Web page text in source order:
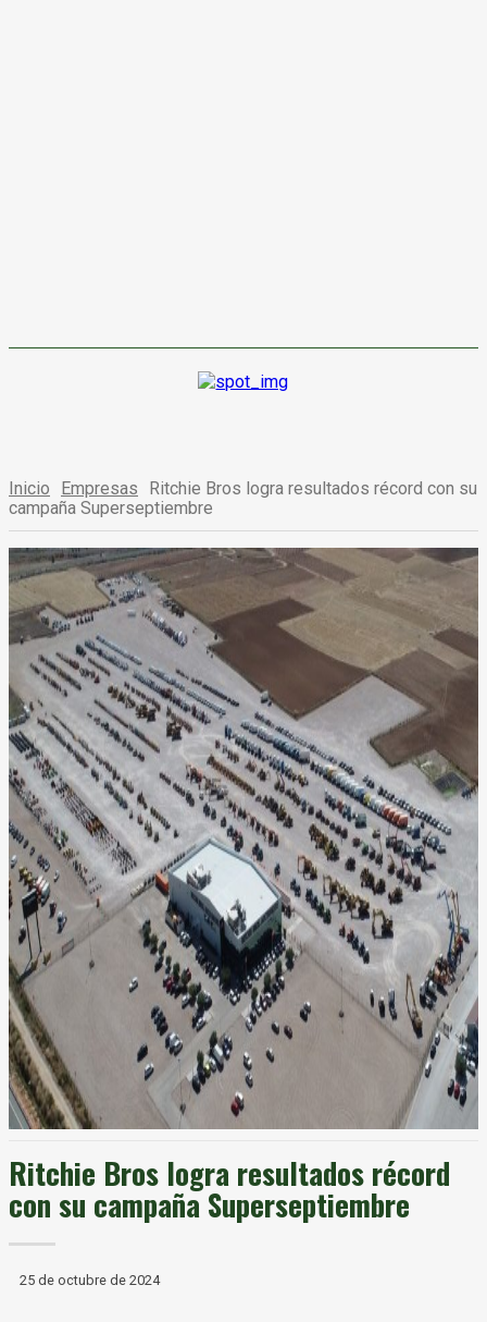
Inicio Empresas
Ritchie Bros logra resultados récord con su
campaña Superseptiembre
Ritchie Bros logra resultados récord
con su campaña Superseptiembre
25 de octubre de 2024